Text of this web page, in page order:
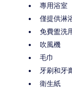
專用浴室
僅提供淋
免費盥洗
吹風機
毛巾
牙刷和牙
衛生紙